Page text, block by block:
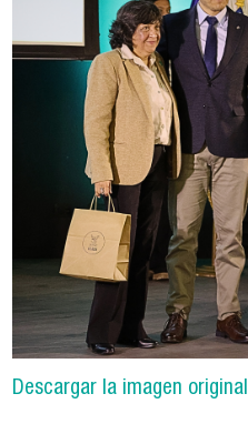
Descargar la imagen original